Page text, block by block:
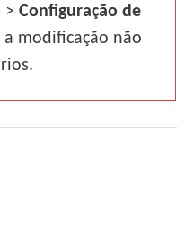
>Configuração de
modificação não